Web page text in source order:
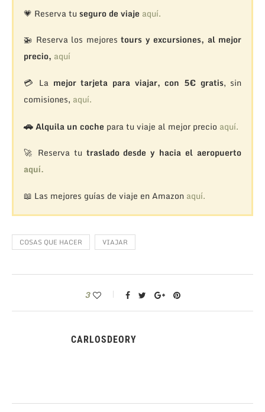
💗 Reserva tu seguro de viaje aquí.
🚁 Reserva los mejorestours y excursiones, al mejor
precio, aquí
💳 La mejor tarjeta para viajar, con 5€ gratis, sin
comisiones, aquí.
🚗Alquila un coche para tu viaje al mejor precio aquí.
🚀 Reserva tu traslado desde y hacia el aeropuerto
aquí.
📖 Las mejores guías de viaje en Amazon aquí.
COSAS QUE HACER VIAJAR
3
CARLOSDEORY